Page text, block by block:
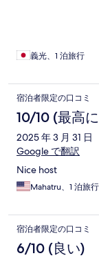
義光、1 泊旅行
宿泊者限定の口コミ
10/10 (最高
2025 年 3 月 31 日
Google で翻訳
Nice host
Mahatru、1 泊旅行
宿泊者限定の口コミ
6/10 (良い)